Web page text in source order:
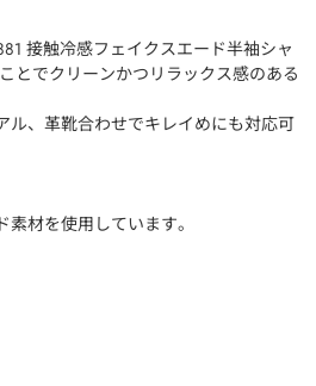
接触冷感フェイクスエード半袖シャ
とでクリーンかつリラックス感のある
ル、革靴合わせでキレイめにも対応可
材を使用しています。